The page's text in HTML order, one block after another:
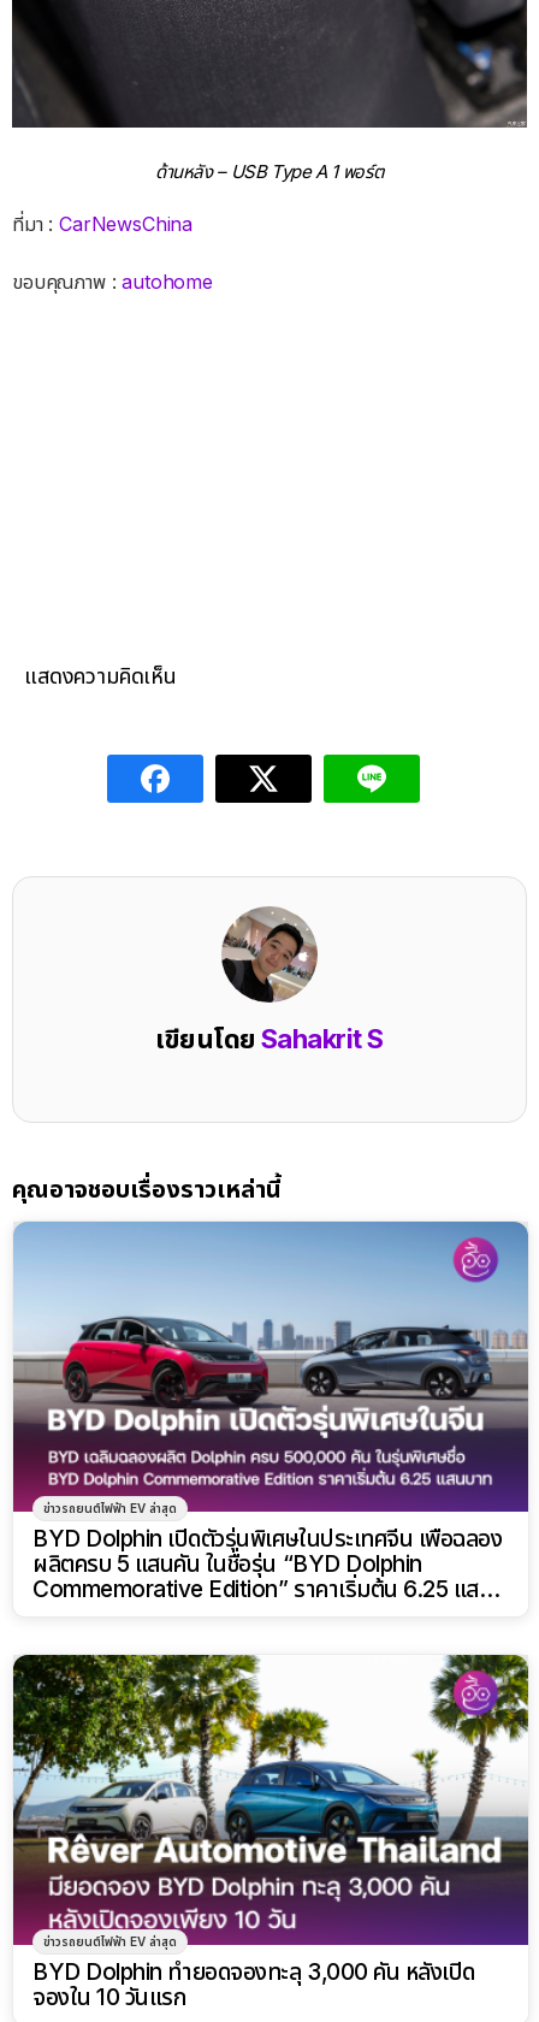
ด้านหลัง – USB Type A 1 พอร์ต
ที่มา :CarNewsChina
ขอบคุณภาพ :autohome
แสดงความคิดเห็น
เขียนโดยSahakrit S
คุณอาจชอบเรื่องราวเหล่านี้
ข่าวรถยนต์ไฟฟ้า EV ล่าสุด
BYD Dolphin เปิดตัวรุ่นพิเศษในประเทศจีน เพื่อฉลอง
ผลิตครบ 5 แสนคัน ในชื่อรุ่น “BYD Dolphin
Commemorative Edition” ราคาเริ่มต้น 6.25 แสน
ข่าวรถยนต์ไฟฟ้า EV ล่าสุด
BYD Dolphin ทำยอดจองทะลุ 3,000 คัน หลังเปิด
จองใน 10 วันแรก